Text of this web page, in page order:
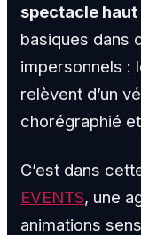
spectacle
basiques dans
impersonnels :
relèvent d’un
chorégraphié
C’est dans
EVENTS, une
animations